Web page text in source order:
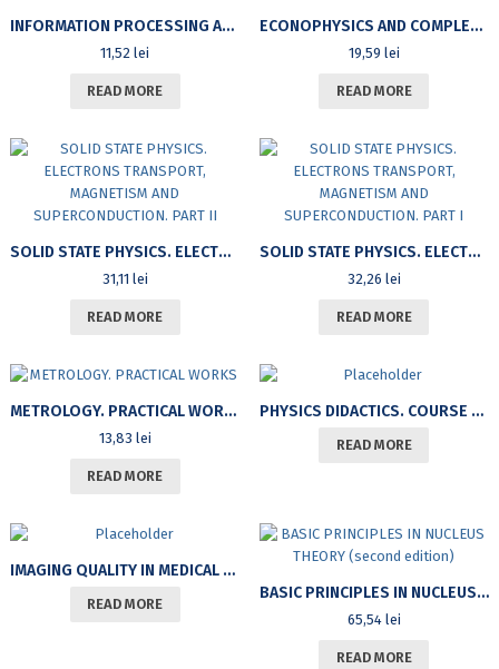
INFORMATION PROCESSING AND OPTIC CONVEYANCE
11,52lei
READ MORE
ECONOPHYSICS AND COMPLEXITY – I
19,59 lei
READ MORE
SOLID STATE PHYSICS. ELECTRONS TRANSPORT, MAGNETISM AND SUPERCONDUCTION. PART II
31,11 lei
READ MORE
SOLID STATE PHYSICS. ELECTRONS TRANSPORT, MAGNETISM AND SUPERCONDUCTION. PART I
32,26 lei
READ MORE
METROLOGY. PRACTICAL WORKS
13,83 lei
READ MORE
PHYSICS DIDACTICS. COURSE NOTES
READ MORE
IMAGING QUALITY IN MEDICAL PHYSICS
READ MORE
BASIC PRINCIPLES IN NUCLEUS THEORY (SECOND EDITION)
65,54 lei
READ MORE